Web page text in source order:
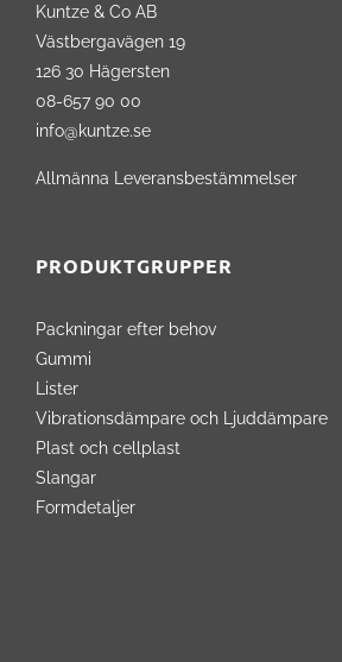
Kuntze & Co AB
Västbergavägen 19
126 30 Hägersten
08-657 90 00
info@kuntze.se
Allmänna Leveransbestämmelser
PRODUKTGRUPPER
Packningar efter behov
Gummi
Lister
Vibrationsdämpare och Ljuddämpare
Plast och cellplast
Slangar
Formdetaljer